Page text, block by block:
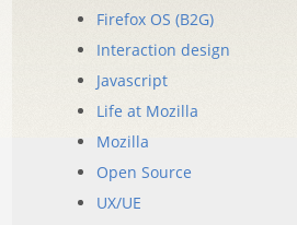
Firefox OS (B2G)
Interaction design
Javascript
Life at Mozilla
Mozilla
Open Source
UX/UE